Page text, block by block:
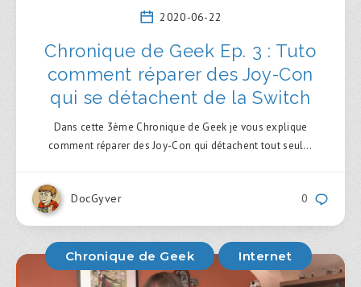
2020-06-22
Chronique de Geek Ep. 3 : Tuto
comment réparer des Joy-Con
qui se détachent de la Switch
Dans cette 3ème Chronique de Geek je vous explique
comment réparer des Joy-Con qui détachent tout seul…
DocGyver 0
Chronique de Geek Internet